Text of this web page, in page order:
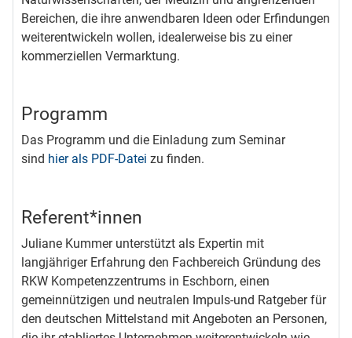
Bereichen, die ihre anwendbaren Ideen oder Erfindungen
weiterentwickeln wollen, idealerweise bis zu einer
kommerziellen Vermarktung.
Programm
Das Programm und die Einladung zum Seminar
sind hier als PDF-Datei zu finden.
Referent*innen
Juliane Kummer unterstützt als Expertin mit
langjähriger Erfahrung den Fachbereich Gründung des
RKW Kompetenzzentrums in Eschborn, einen
gemeinnützigen und neutralen Impuls-und Ratgeber für
den deutschen Mittelstand mit Angeboten an Personen,